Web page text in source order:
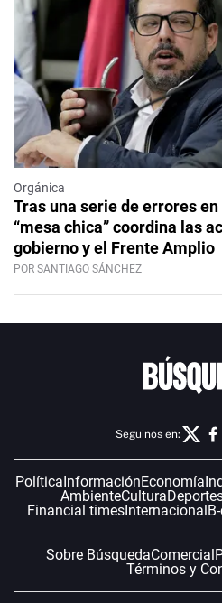
Orgánica
Tras una serie de errores
“mesa chica” coordina las
gobierno y el Frente Amplio
POR SANTIAGO SÁNCHEZ
Seguinos en:
PolíticaInformaciónEconomía
AmbienteCultura
Financial timesInternacional
Sobre BúsquedaComercial
Términos y